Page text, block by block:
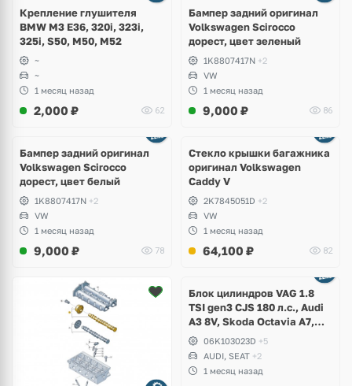
Крепление глушителя
BMW M3 E36, 320i, 323i,
325i, S50, M50, M52
~
~
1 месяц назад
2,000 ₽ 62
Бампер задний оригинал
Volkswagen Scirocco
дорест, цвет зеленый
1K8807417N +2
VW
1 месяц назад
9,000 ₽ 86
Бампер задний оригинал
Volkswagen Scirocco
дорест, цвет белый
1K8807417N +2
VW
1 месяц назад
9,000 ₽ 78
Стекло крышки багажника
оригинал Volkswagen
Caddy V
2K7845051D +2
VW
1 месяц назад
64,100 ₽ 82
2 фото
Блок цилиндров VAG 1.8
TSI gen3 CJS 180 л.с., Audi
A3 8V, Skoda Octavia A7,
Superb, Volkswagen Passat
B8, Golf VII Alltrack, Seat
Leon
06K103023D +5
AUDI, SEAT +2
1 месяц назад